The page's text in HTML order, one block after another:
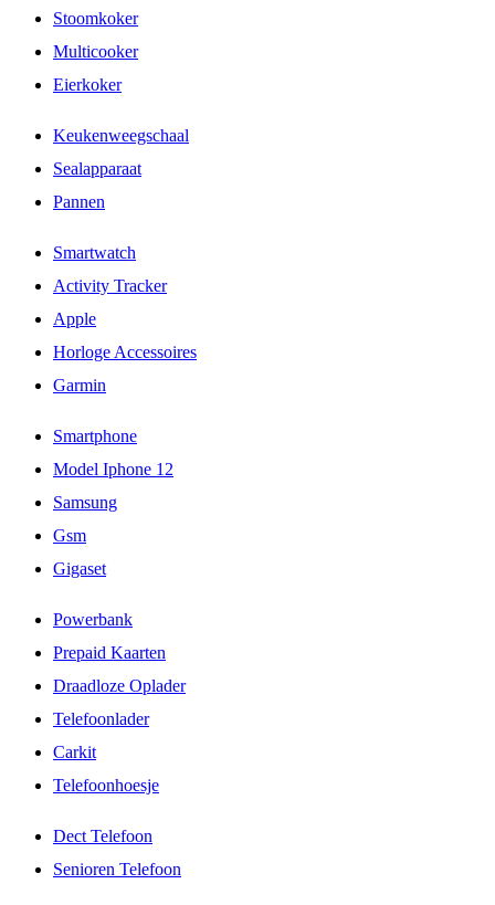
Stoomkoker
Multicooker
Eierkoker
Keukenweegschaal
Sealapparaat
Pannen
Smartwatch
Activity Tracker
Apple
Horloge Accessoires
Garmin
Smartphone
Model Iphone 12
Samsung
Gsm
Gigaset
Powerbank
Prepaid Kaarten
Draadloze Oplader
Telefoonlader
Carkit
Telefoonhoesje
Dect Telefoon
Senioren Telefoon